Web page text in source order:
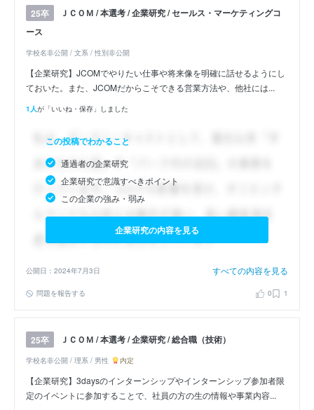
25卒
ＪＣＯＭ / 本選考 / 企業研究 / セールス・マーケティングコ
ース
学校名非公開 / 文系 / 性別非公開
【企業研究】JCOMでやりたい仕事や将来像を明確に話せるようにし
ておいた。また、JCOMだからこそできる営業方法や、他社には...
1人が「いいね・保存」しました
この投稿でわかること
通過者の企業研究
企業研究で意識すべきポイント
この企業の強み・弱み
企業研究の内容を見る
公開日：2024年7月3日 すべての内容を見る
問題を報告する 0 1
25卒 ＪＣＯＭ / 本選考 / 企業研究 / 総合職（技術）
学校名非公開 / 理系 / 男性 内定
【企業研究】3daysのインターンシップやインターンシップ参加者限
定のイベントに参加することで、社員の方の生の情報や事業内容...